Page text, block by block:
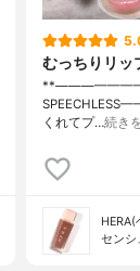
むっちりリッ
くれてプ…続き
HERA(
センシ